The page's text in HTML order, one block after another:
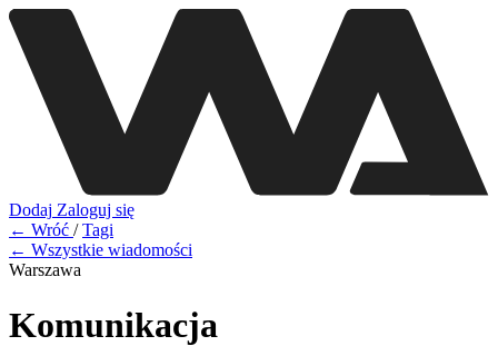
Dodaj Zaloguj się
← Wróć / Tagi
← Wszystkie wiadomości
Warszawa
Komunikacja